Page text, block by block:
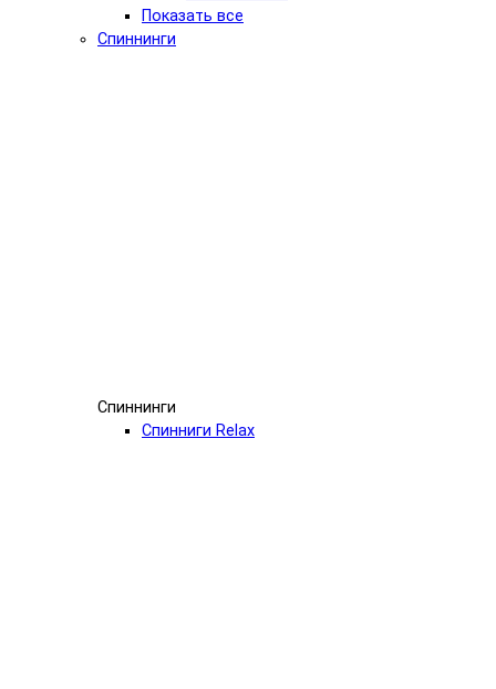
Показать все
Спиннинги
Спиннинги
Спинниги Relax